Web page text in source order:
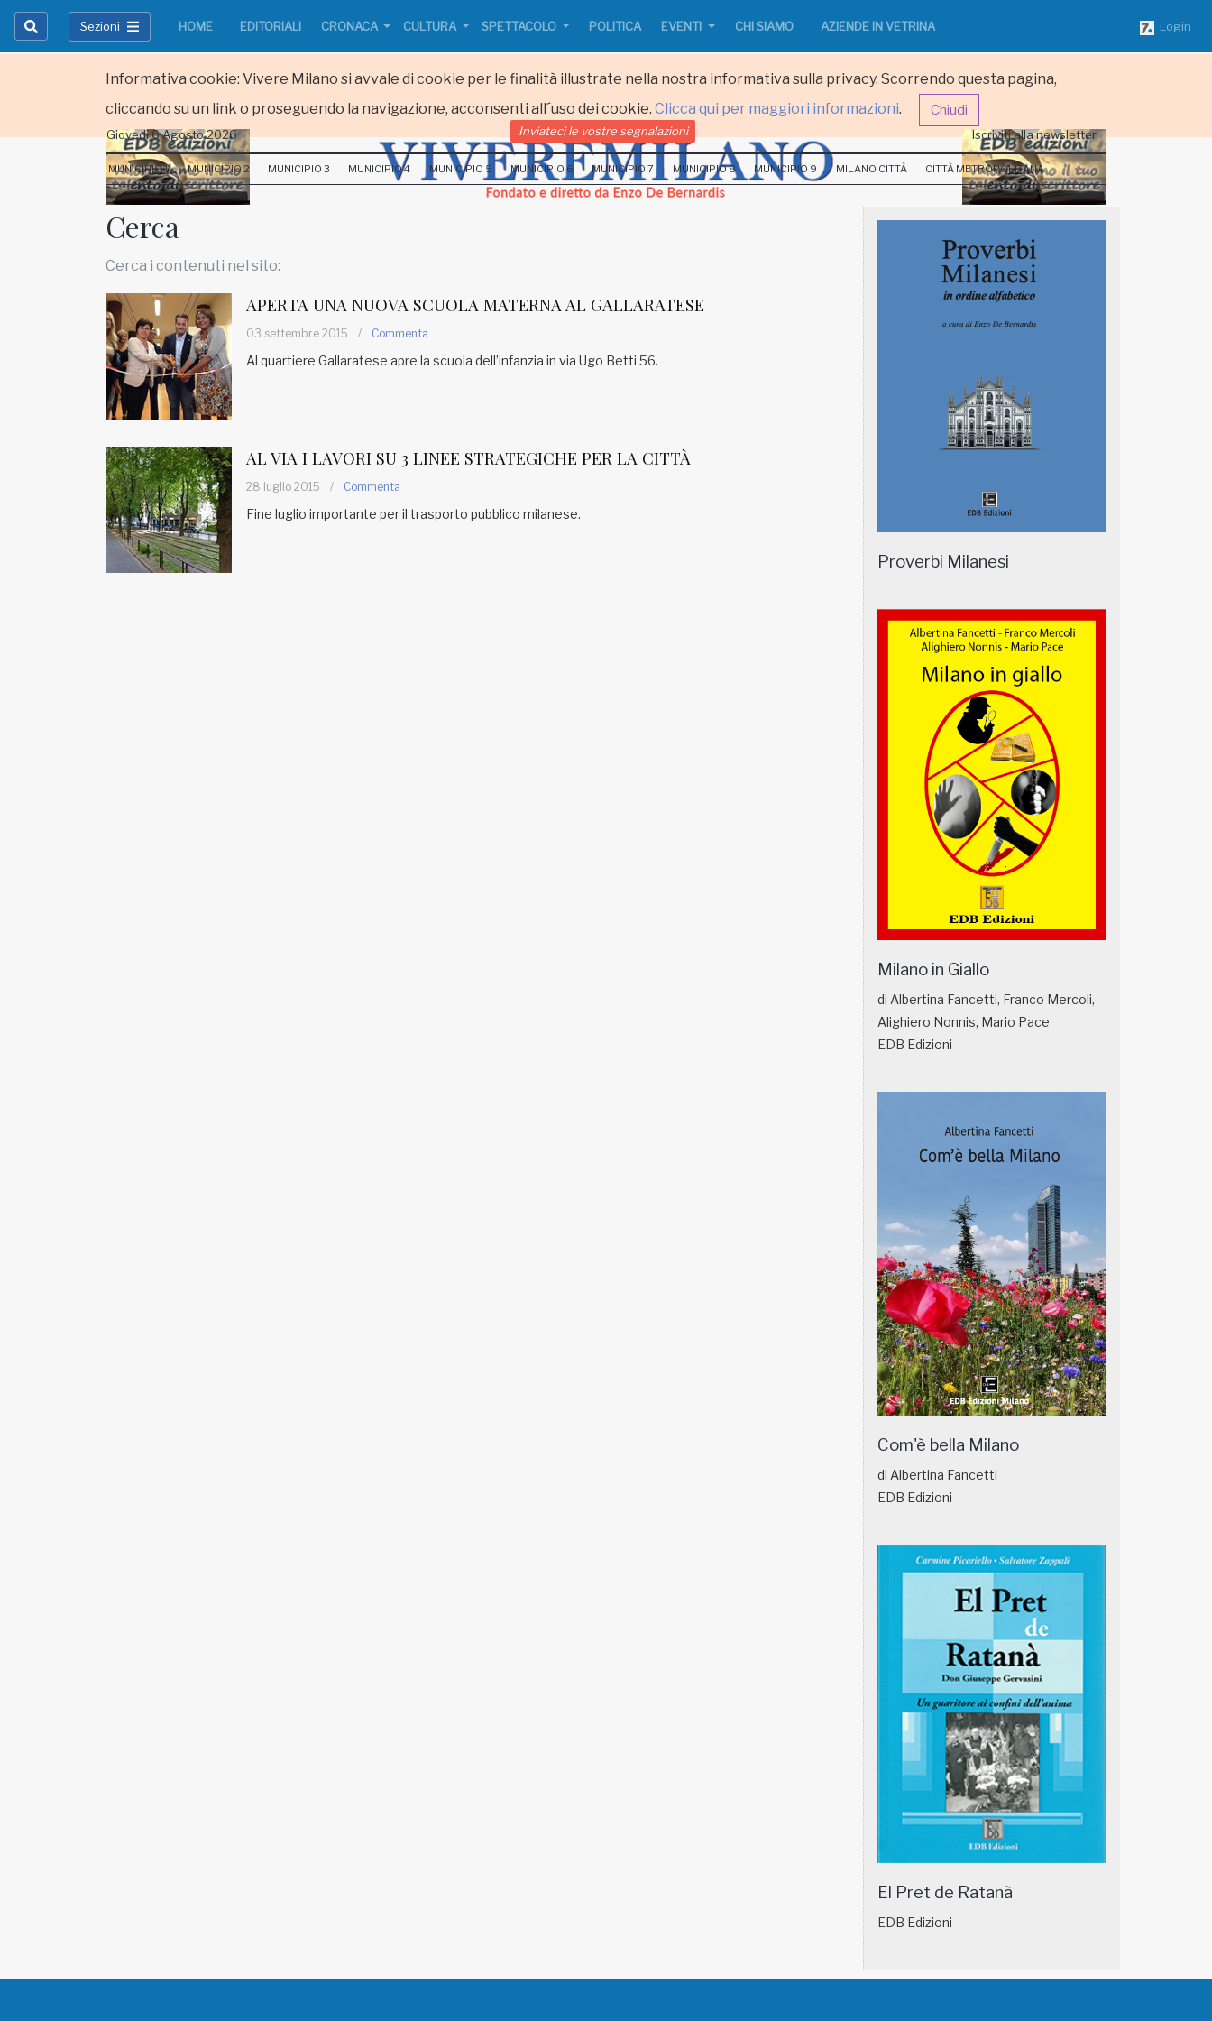
Informativa cookie: Vivere Milano si avvale di cookie per le finalità illustrate nella nostra informativa sulla privacy. Scorrendo questa pagina,
cliccando su un link o proseguendo la navigazione, acconsenti all´uso dei cookie. Clicca qui per maggiori informazioni. Chiudi
Sezioni HOME EDITORIALI CRONACA CULTURA SPETTACOLO POLITICA EVENTI CHI SIAMO AZIENDE IN VETRINA Login
Iscriviti alla newsletter
www.viveremilano.info
Fondato e diretto da Enzo De
EDB edizioni - Via Brivio angolo C.
Imbonati, 89 20159 Milano (Italia)
Informativa sulla privacy
Giovedi 6 Agosto 2026 Inviateci le vostre segnalazioni Iscriviti alla newsletter
MUNICIPIO 1 MUNICIPIO 2 MUNICIPIO 3 MUNICIPIO 4 MUNICIPIO 5 MUNICIPIO 6 MUNICIPIO 7 MUNICIPIO 8 MUNICIPIO 9 MILANO CITTÀ CITTÀ METROPOLITANA
Cerca
Cerca i contenuti nel sito:
APERTA UNA NUOVA SCUOLA MATERNA AL GALLARATESE
03 settembre 2015 / Commenta
Al quartiere Gallaratese apre la scuola dell’infanzia in via Ugo Betti 56.
AL VIA I LAVORI SU 3 LINEE STRATEGICHE PER LA CITTÀ
28 luglio 2015 / Commenta
Fine luglio importante per il trasporto pubblico milanese.
Proverbi Milanesi
Milano in Giallo
di Albertina Fancetti, Franco Mercoli,
Alighiero Nonnis, Mario Pace
EDB Edizioni
Com'è bella Milano
di Albertina Fancetti
EDB Edizioni
El Pret de Ratanà
EDB Edizioni